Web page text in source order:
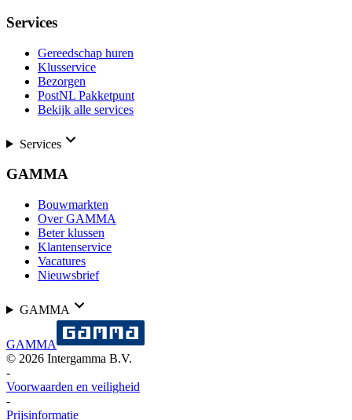
Services
Gereedschap huren
Klusservice
Bezorgen
PostNL Pakketpunt
Bekijk alle services
Services
GAMMA
Bouwmarkten
Over GAMMA
Beter klussen
Klantenservice
Vacatures
Nieuwsbrief
GAMMA
GAMMA
© 2026 Intergamma B.V.
-
Voorwaarden en veiligheid
-
Prijsinformatie